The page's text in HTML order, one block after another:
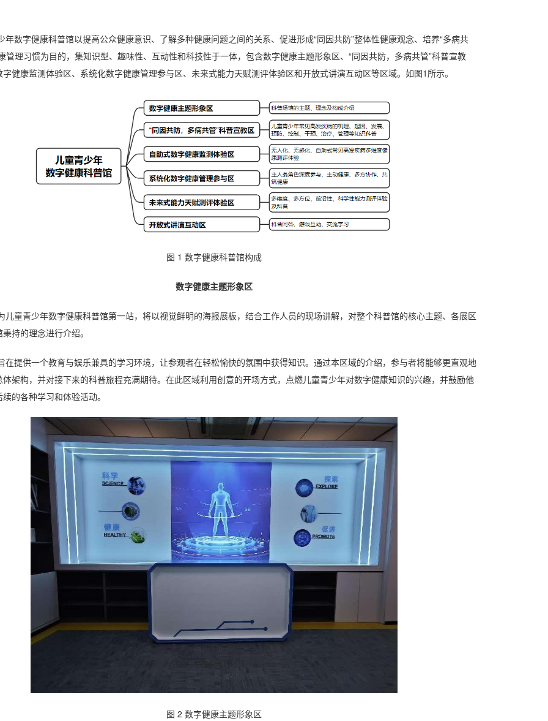
年数字健康科普馆以提高公众健康意识、了解多种健康问题之间的关系、促进形成“同因共防”整体性健康观念、培养“多病共
管理习惯为目的，集知识型、趣味性、互动性和科技性于一体，包含数字健康主题形象区、“同因共防，多病共管”科普宣教
字健康监测体验区、系统化数字健康管理参与区、未来式能力天赋测评体验区和开放式讲演互动区等区域。如图1 所示。
图 1 数字健康科普馆构成
数字健康主题形象区
儿童青少年数字健康科普馆第一站，将以视觉鲜明的海报展板，结合工作人员的现场讲解，对整个科普馆的核心主题、各展区
持的理念进行介绍。
在提供一个教育与娱乐兼具的学习环境，让参观者在轻松愉快的氛围中获得知识。通过本区域的介绍，参与者将能够更直观地
体架构，并对接下来的科普旅程充满期待。在此区域利用创意的开场方式，点燃儿童青少年对数字健康知识的兴趣，并鼓励他
的各种学习和体验活动。
图 2 数字健康主题形象区